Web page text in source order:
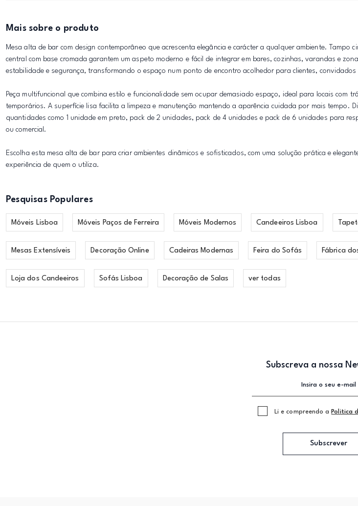
Mais sobre o produto
Mesa alta de bar com design contemporâneo que acrescenta elegância e carácter a qualquer ambiente. Tampo
central com base cromada garantem um aspeto moderno e fácil de integrar em bares, cozinhas, varandas e
estabilidade e segurança, transformando o espaço num ponto de encontro acolhedor para clientes, convidados
Peça multifuncional que combina estilo e funcionalidade sem ocupar demasiado espaço, ideal para locais com
temporários. A superfície lisa facilita a limpeza e manutenção mantendo a aparência cuidada por mais tempo.
quantidades como 1 unidade em preto, pack de 2 unidades, pack de 4 unidades e pack de 6 unidades para
ou comercial.
Escolha esta mesa alta de bar para criar ambientes dinâmicos e sofisticados, com uma solução prática e
experiência de quem o utiliza.
Pesquisas Populares
Móveis Lisboa Móveis Paços de Ferreira Móveis Modernos Candeeiros Lisboa
Mesas Extensíveis Decoração Online Cadeiras Modernas Feira do Sofás Fábrica
Loja dos Candeeiros Sofás Lisboa Decoração de Salas ver todas
Subscreva a nossa
Li e compreendo a Politica
Subscrever